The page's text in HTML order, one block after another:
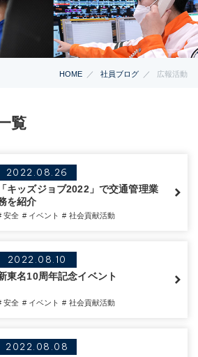
HOME 社員ブログ 広報活動
覧
2022.08.26
「キッズジョブ2022」で交通管理業
を紹介
安全 # イベント # 社会貢献活動
2022.08.10
東名10周年記念イベント
安全 # イベント # 社会貢献活動
2022.08.08